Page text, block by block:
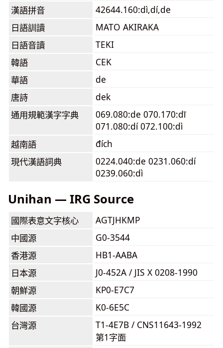
漢語拼音
42644.160:dì,dí,de
日語訓讀
MATO AKIRAKA
日語音讀
TEKI
韓語
CEK
華語
de
唐詩
dek
通用規範漢字字典
069.080:de 070.170:dī
071.080:dí 072.100:dì
越南語
đích
現代漢語詞典
0224.040:de 0231.060:dí
0239.060:dì
Unihan — IRG Source
國際表意文字核心
AGTJHKMP
中國源
G0-3544
香港源
HB1-AABA
日本源
J0-452A / JIS X 0208-1990
朝鮮源
KP0-E7C7
韓國源
K0-6E5C
台灣源
T1-4E7B / CNS11643-1992
第1字面